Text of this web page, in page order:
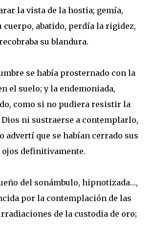
la vista de la hostia; gemía,
cuerpo, abatido, perdía la rigidez,
su blandura.
se había prosternado con la
el suelo; y la endemoniada,
como si no pudiera resistir la
ni sustraerse a contemplarlo,
advertí que se habían cerrado sus
ojos definitivamente.
del sonámbulo, hipnotizada…,
por la contemplación de las
de la custodia de oro;